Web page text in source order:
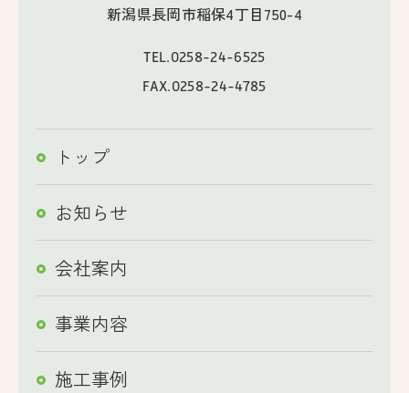
新潟県長岡市稲保4丁目750-4
TEL.0258-24-6525
FAX.0258-24-4785
トップ
お知らせ
会社案内
事業内容
施工事例